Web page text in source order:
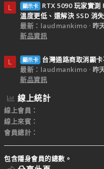
L 顯示卡
RTX 5090 玩家實
溫度更低、還解決 SSD 消
最新：laudmankimo
昨
新品資訊
L 顯示卡
台灣通路商取消顯
最新：laudmankimo
昨
新品資訊
線上統計
線上會員
線上來賓
會員總計
包含隱身會員的總數。